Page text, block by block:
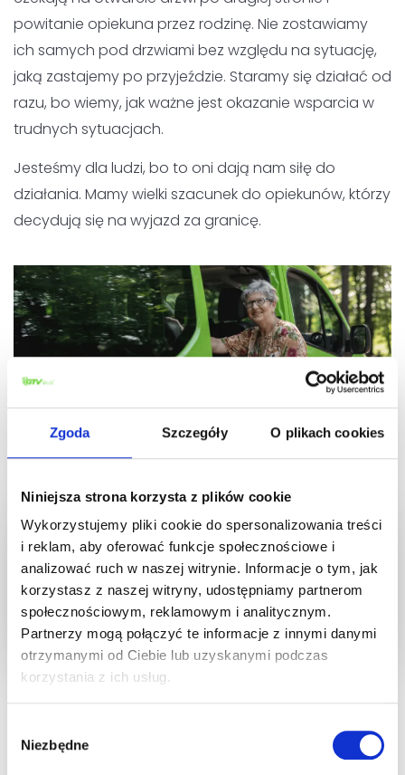
Zgoda Szczegóły O plikach cookies
Niniejsza strona korzysta z plików cookie
Wykorzystujemy pliki cookie do spersonalizowania treści
i reklam, aby oferować funkcje społecznościowe i
analizować ruch w naszej witrynie. Informacje o tym, jak
korzystasz z naszej witryny, udostępniamy partnerom
społecznościowym, reklamowym i analitycznym.
Partnerzy mogą połączyć te informacje z innymi danymi
otrzymanymi od Ciebie lub uzyskanymi podczas
korzystania z ich usług.
zgody
Niezbędne
Rezerwuj przejazd z adresu na
adres
Wróć do aktualności
Aktualności
Zobacz więcej